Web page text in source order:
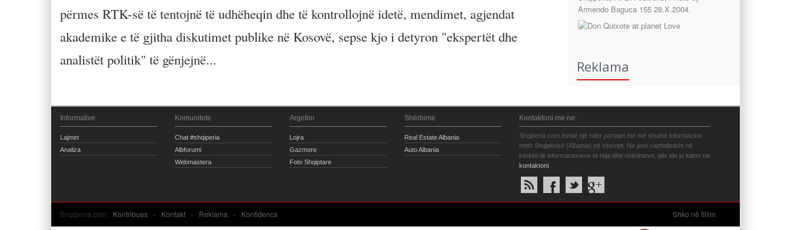
përmes RTK-së të tentojnë të udhëheqin dhe të kontrollojnë idetë, mendimet, agjendat
akademike e të gjitha diskutimet publike në Kosovë, sepse kjo i detyron "ekspertët dhe
analistët politik" të gënjejnë...
Reklama
Informative
Lajmet
Analiza
Komunitete
Chat #shqiperia
Albforumi
Webmastera
Argetim
Lojra
Gazmore
Foto Shqiptare
Shërbime
Real Estate Albania
Auto Albania
Kontaktoni me ne:
Shqiperia.com është një ndër portalet me më shumë informacion
rreth Shqipërisë (Albania) në internet. Ne jemi vazhdimisht në
kërkim të informacioneve të reja dhe shkrimeve, për ide ju lutem na
kontaktoni
Shqiperia.com: Kontribues » Kontakt » Reklama » Konfidenca Shko në fillim